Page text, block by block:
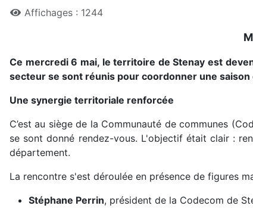
Affichages : 1244
Ce mercredi 6 mai, le territoire de Stenay est
secteur se sont réunis pour coordonner une
Une synergie territoriale renforcée
C’est au siège de la Communauté de communes
se sont donné rendez-vous. L'objectif était clair :
département.
La rencontre s'est déroulée en présence de figures
Stéphane Perrin, président de la Codecom de